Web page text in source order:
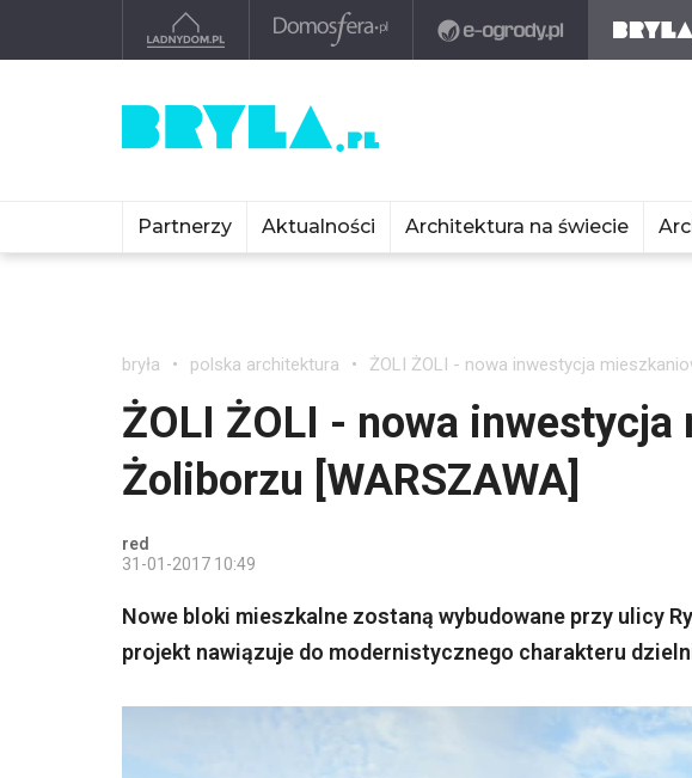
Partnerzy Aktualności Architektura na świecie
bryła polska architektura ŻOLI ŻOLI - nowa inwestycja
ŻOLI ŻOLI - nowa inwestycja
Żoliborzu [WARSZAWA]
red
31-01-2017 10:49
Nowe bloki mieszkalne zostaną wybudowane przy ulicy
projekt nawiązuje do modernistycznego charakteru